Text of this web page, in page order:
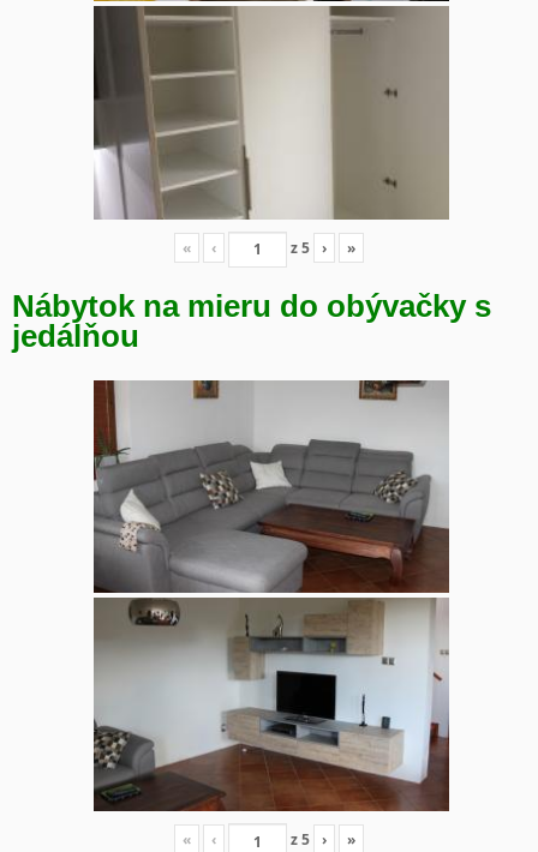
« ‹ z5 › »
Nábytok na mieru do obývačky s
jedálňou
« ‹ z5 › »